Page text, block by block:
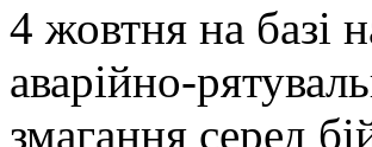
4 жовтня на базі
аварійно-
змагання серед